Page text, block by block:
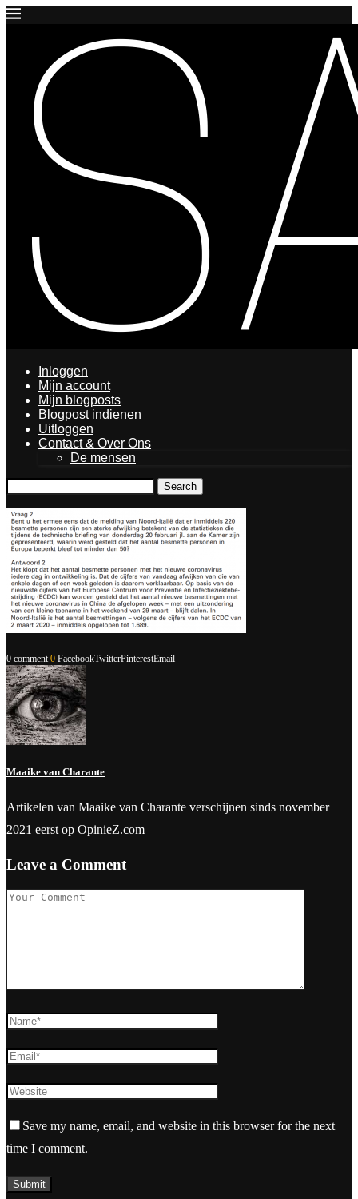
Inloggen
Mijn account
Mijn blogposts
Blogpost indienen
Uitloggen
Contact & Over Ons
De mensen
Search
0 comment 0 FacebookTwitterPinterestEmail
Maaike van Charante
Artikelen van Maaike van Charante verschijnen sinds november
2021 eerst op OpinieZ.com
Leave a Comment
Save my name, email, and website in this browser for the next
time I comment.